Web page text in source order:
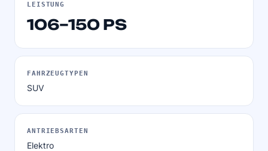
LEISTUNG
106–150 PS
FAHRZEUGTYPEN
SUV
ANTRIEBSARTEN
Elektro